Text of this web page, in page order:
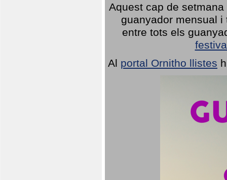
Aquest cap de
guanyador mensual
entre tots els
Al portal Ornitho llistes